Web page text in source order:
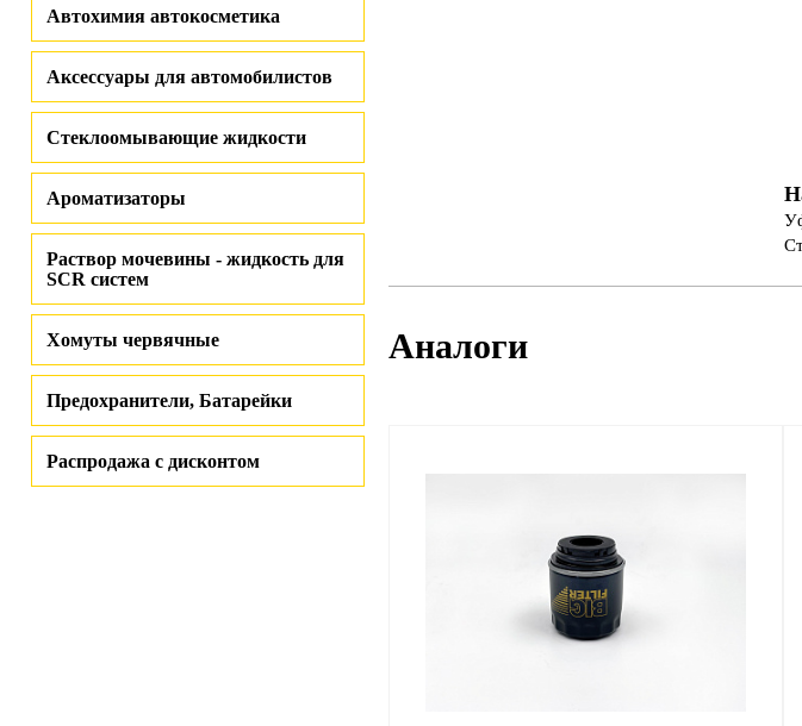
Автохимия автокосметика
Аксессуары для автомобилистов
Стеклоомывающие жидкости
Ароматизаторы
Раствор мочевины - жидкость для
SCR систем
Хомуты червячные
Предохранители, Батарейки
Распродажа с дисконтом
Аналоги